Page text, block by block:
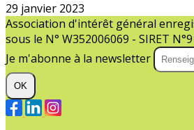
29 janvier 2023
Association d'intérêt général
sous le N° W352006069 - SIRET
Je m'abonne à la newsletter
OK